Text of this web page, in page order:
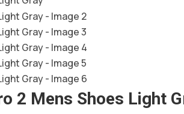
2 Mens Shoes Light